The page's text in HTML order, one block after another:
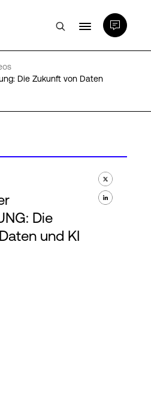
Die Zukunft von Daten
Die
und KI